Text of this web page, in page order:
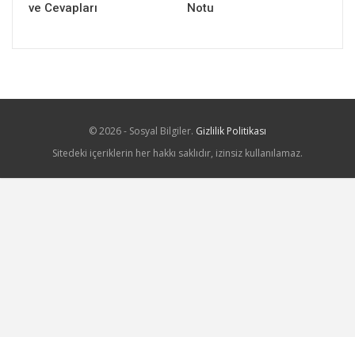
ve Cevapları
Notu
© 2026 - Sosyal Bilgiler. Gizlilik Politikası
Sitedeki içeriklerin her hakkı saklıdır, izinsiz kullanılamaz.